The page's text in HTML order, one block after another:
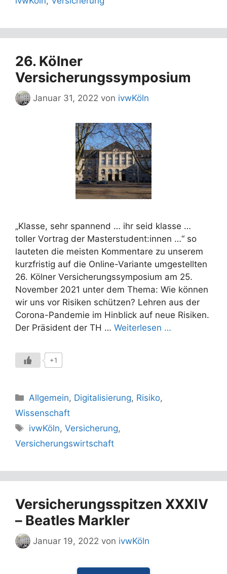
26. Kölner
Versicherungssymposium
Januar 31, 2022 von ivwKöln
„Klasse, sehr spannend … ihr seid klasse …
toller Vortrag der Masterstudent:innen …“ so
lauteten die meisten Kommentare zu unserem
kurzfristig auf die Online-Variante umgestellten
26. Kölner Versicherungssymposium am 25.
November 2021 unter dem Thema: Wie können
wir uns vor Risiken schützen? Lehren aus der
Corona-Pandemie im Hinblick auf neue Risiken.
Der Präsident der TH … Weiterlesen …
+1
Kategorien
Allgemein, Digitalisierung, Risiko,
Wissenschaft
Schlagwörter
ivwKöln,Versicherung,
Versicherungswirtschaft
Versicherungsspitzen XXXIV
– Beatles Markler
Januar 19, 2022 von ivwKöln